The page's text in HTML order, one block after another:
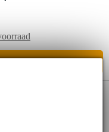
24 pedalboard